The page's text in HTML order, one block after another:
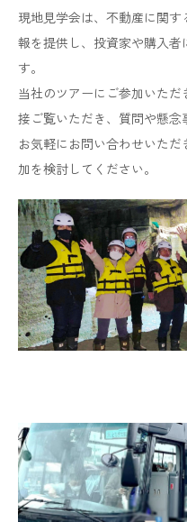
現地見学会は、不動産に関
報を提供し、投資家や購入
す。
当社のツアーにご参加いた
接ご覧いただき、質問や懸念
お気軽にお問い合わせいた
加を検討してください。